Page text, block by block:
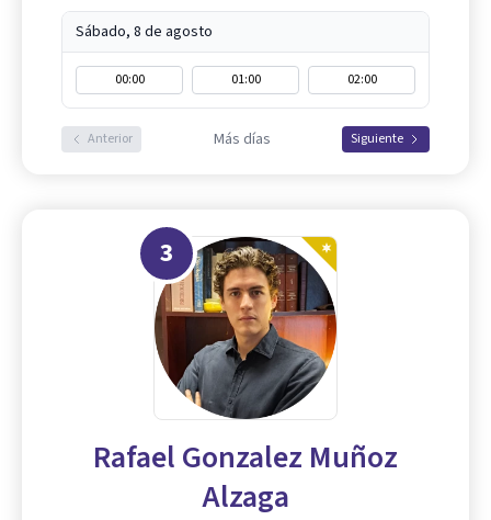
Sábado, 8 de agosto
00:00 01:00 02:00
Anterior Más días Siguiente
3
Rafael Gonzalez Muñoz
Alzaga